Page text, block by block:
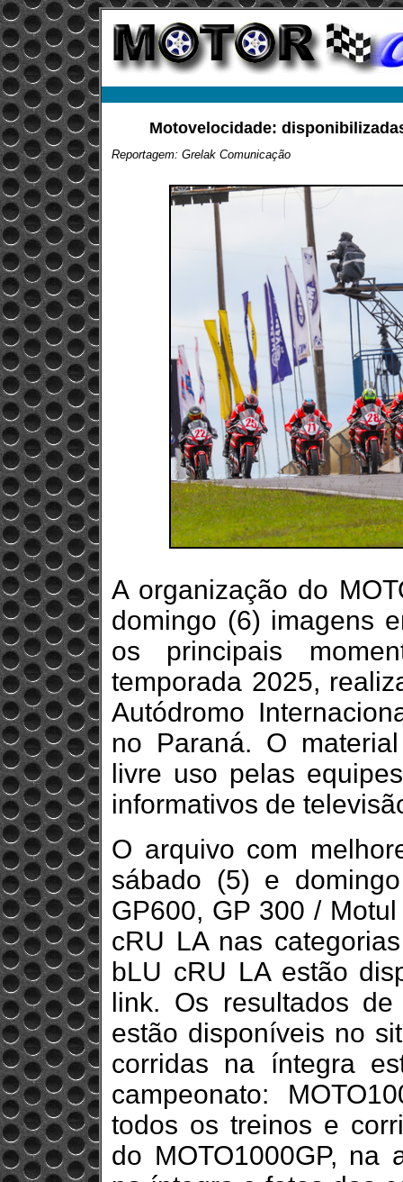
Motovelocidade:
Reportagem: Grelak Comunicação
A organização do
domingo (6) imagens
os principais
temporada 2025,
Autódromo
no Paraná. O
livre uso pelas
informativos de
O arquivo com
sábado (5) e
GP600, GP 300 /
cRU LA nas
bLU cRU LA estão
link. Os resultados
estão disponíveis no
corridas na íntegra
campeonato:
todos os treinos e
do MOTO1000GP, na